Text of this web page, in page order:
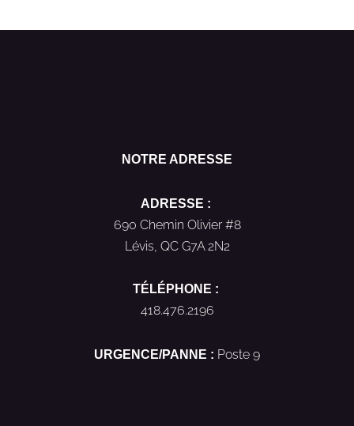
NOTRE ADRESSE
ADRESSE :
690 Chemin Olivier #8
Lévis, QC G7A 2N2
TÉLÉPHONE :
418.476.2196
URGENCE/PANNE : Poste 9